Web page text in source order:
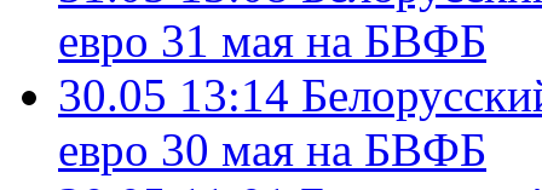
евро 31 мая на БВФБ
30.05 13:14
евро 30 мая на БВФБ